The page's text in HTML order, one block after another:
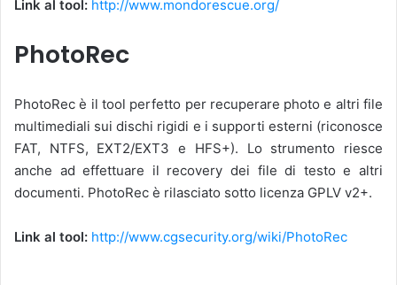
Link al tool: http://www.mondorescue.org/
PhotoRec
PhotoRec è il tool perfetto per recuperare photo e altri file
multimediali sui dischi rigidi e i supporti esterni (riconosce
FAT, NTFS, EXT2/EXT3 e HFS+). Lo strumento riesce
anche ad effettuare il recovery dei file di testo e altri
documenti. PhotoRec è rilasciato sotto licenza GPLV v2+.
Link al tool: http://www.cgsecurity.org/wiki/PhotoRec